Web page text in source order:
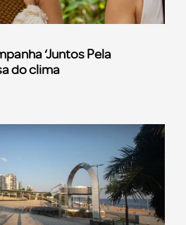
‘Juntos Pela
do clima